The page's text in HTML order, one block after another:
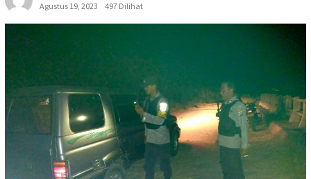
Agustus 19, 2023
497 Dilihat